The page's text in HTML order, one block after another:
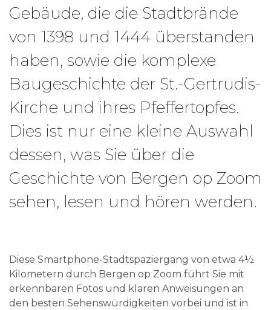
Gebäude, die die Stadtbrände
von 1398 und 1444 überstanden
haben, sowie die komplexe
Baugeschichte der St.-Gertrudis-
Kirche und ihres Pfeffertopfes.
Dies ist nur eine kleine Auswahl
dessen, was Sie über die
Geschichte von Bergen op Zoom
sehen, lesen und hören werden.
Diese Smartphone-Stadtspaziergang von etwa 4½
Kilometern durch Bergen op Zoom führt Sie mit
erkennbaren Fotos und klaren Anweisungen an
den besten Sehenswürdigkeiten vorbei und ist in